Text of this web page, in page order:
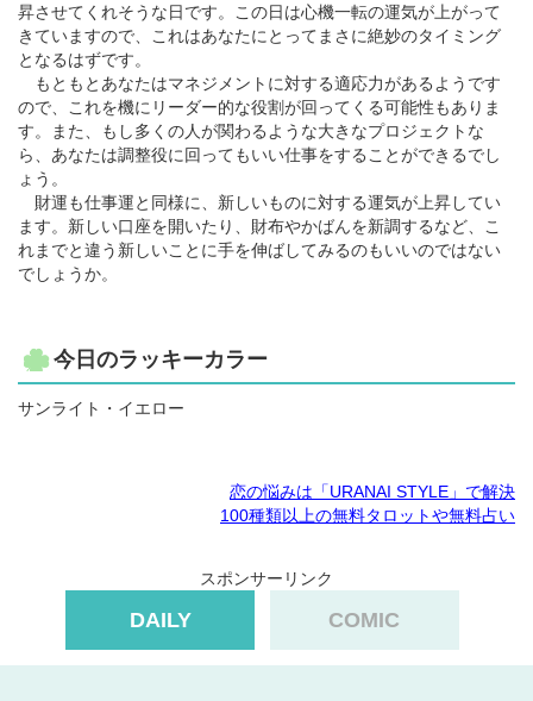
昇させてくれそうな日です。この日は心機一転の運気が上がって
きていますので、これはあなたにとってまさに絶妙のタイミング
となるはずです。
もともとあなたはマネジメントに対する適応力があるようです
ので、これを機にリーダー的な役割が回ってくる可能性もありま
す。また、もし多くの人が関わるような大きなプロジェクトな
ら、あなたは調整役に回ってもいい仕事をすることができるでし
ょう。
財運も仕事運と同様に、新しいものに対する運気が上昇してい
ます。新しい口座を開いたり、財布やかばんを新調するなど、こ
れまでと違う新しいことに手を伸ばしてみるのもいいのではない
でしょうか。
今日のラッキーカラー
サンライト・イエロー
恋の悩みは「URANAI STYLE」で解決
100種類以上の無料タロットや無料占い
スポンサーリンク
DAILY COMIC